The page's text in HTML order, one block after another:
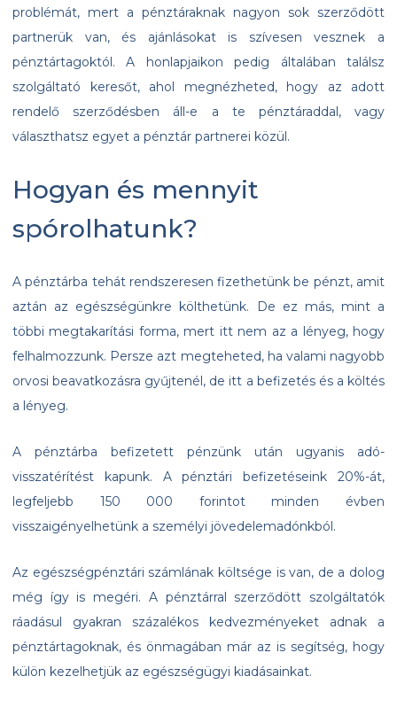
problémát, mert a pénztáraknak nagyon sok szerződött
partnerük van, és ajánlásokat is szívesen vesznek a
pénztártagoktól. A honlapjaikon pedig általában találsz
szolgáltató keresőt, ahol megnézheted, hogy az adott
rendelő szerződésben áll-e a te pénztáraddal, vagy
választhatsz egyet a pénztár partnerei közül.
Hogyan és mennyit
spórolhatunk?
A pénztárba tehát rendszeresen fizethetünk be pénzt, amit
aztán az egészségünkre költhetünk. De ez más, mint a
többi megtakarítási forma, mert itt nem az a lényeg, hogy
felhalmozzunk. Persze azt megteheted, ha valami nagyobb
orvosi beavatkozásra gyűjtenél, de itt a befizetés és a költés
a lényeg.
A pénztárba befizetett pénzünk után ugyanis adó-
visszatérítést kapunk. A pénztári befizetéseink 20%-át,
legfeljebb 150 000 forintot minden évben
visszaigényelhetünk a személyi jövedelemadónkból.
Az egészségpénztári számlának költsége is van, de a dolog
még így is megéri. A pénztárral szerződött szolgáltatók
ráadásul gyakran százalékos kedvezményeket adnak a
pénztártagoknak, és önmagában már az is segítség, hogy
külön kezelhetjük az egészségügyi kiadásainkat.